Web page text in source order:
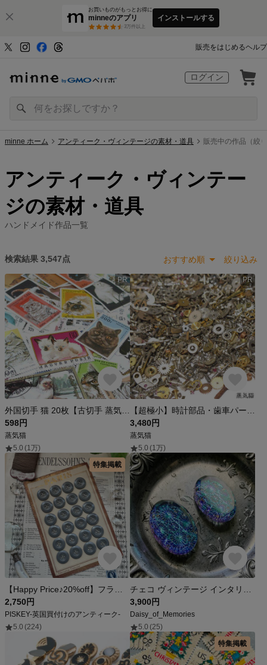
お買いものがもっとお得に
minneのアプリ
3万件以上
インストールする
販売をはじめるヘルプ
ログイン
minne ホーム アンティーク・ヴィンテージの素材・道具 販売中の作品（絞
アンティーク・ヴィンテー
ジの素材・道具
ハンドメイド作品一覧
おすすめ順 絞り込み
検索結果 3,547点
PR
598円
蒸気猫
5.0 (1万)
PR
3,480円
蒸気猫
5.0 (1万)
特集掲載
2,750円
PISKEY-英国買付けのアンティーク-
5.0 (224)
3,900円
Daisy_of_Memories
5.0 (25)
特集掲載